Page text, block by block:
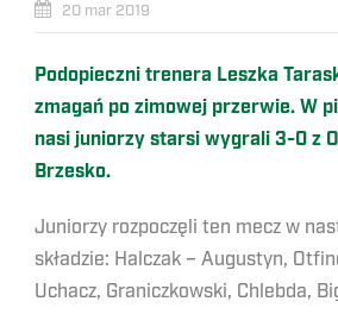
20 mar 2019
Podopieczni trenera Leszka
zmagań po zimowej przerwie. W
nasi juniorzy starsi wygrali 3-0 z
Brzesko.
Juniorzy rozpoczęli ten mecz w
składzie: Halczak – Augustyn,
Uchacz, Graniczkowski, Chlebda,